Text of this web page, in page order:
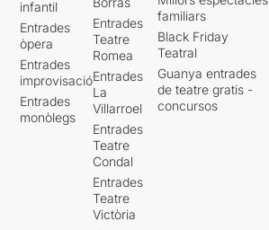
infantil
Entrades
òpera
Entrades
improvisació
Entrades
monòlegs
Entrades
Teatre
Romea
Entrades
La
Villarroel
Entrades
Teatre
Condal
Entrades
Teatre
Victòria
familiars
Black Friday
Teatral
Guanya entrades
de teatre gratis -
concursos